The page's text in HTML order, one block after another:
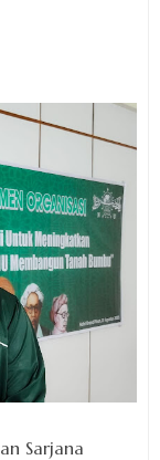
Sarjana